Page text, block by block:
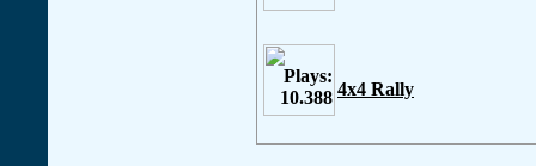
4x4 Rally